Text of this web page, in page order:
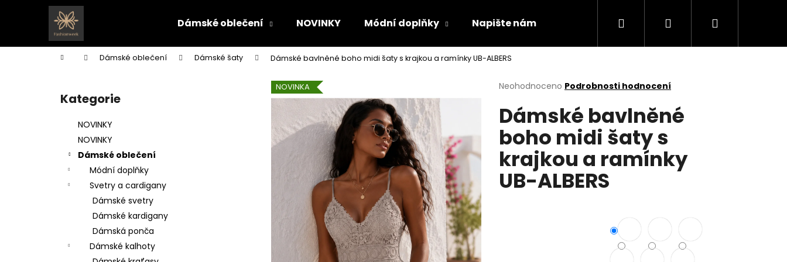
Dámské oblečení NOVINKY Módní doplňky Napište nám Obchodní podmínky Vrácení zboží
Hledat PřihlášeníNákupní
Domů Dámské oblečení Dámské šaty Dámské bavlněné boho midi šaty s krajkou a ramínky UB-ALBERS
Přeskočit
kategorie
Kategorie
NOVINKY
NOVINKY
Dámské oblečení
Módní doplňky
Svetry a cardigany
Dámské svetry
Dámské kardigany
Dámská ponča
Dámské kalhoty
Průměrné
produktu
je
0,0
5
hvězdiček.
Neohodnoceno Podrobnosti hodnocení
Dámské bavlněné
boho midi šaty s
krajkou a ramínky
UB-ALBERS
NOVINKA
í
Zpět
do
Zpět
do
Co potřebujete najít?
HLEDAT
Doporučujeme
Následující